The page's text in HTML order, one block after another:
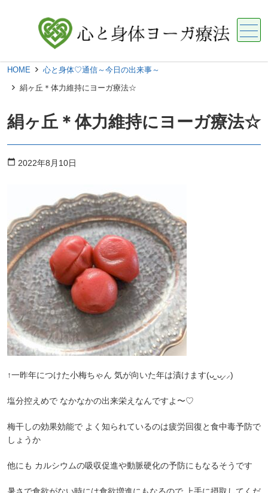
メニュー
HOME
心と身体♡通信～今日の出来事～
絹ヶ丘＊体力維持にヨーガ療法☆
絹ヶ丘＊体力維持にヨーガ療法☆
calendar_today 2022年8月10日
↑一昨年につけた小梅ちゃん 気が向いた年は漬けます(ᴗ͈ˬᴗ͈⸝⸝)
塩分控えめで なかなかの出来栄えなんですよ〜♡
梅干しの効果効能で よく知られているのは疲労回復と食中毒予防で
しょうか
他にも カルシウムの吸収促進や動脈硬化の予防にもなるそうです